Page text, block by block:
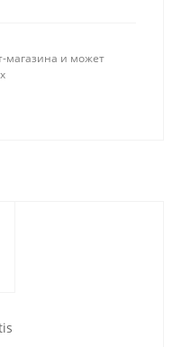
магазина и может